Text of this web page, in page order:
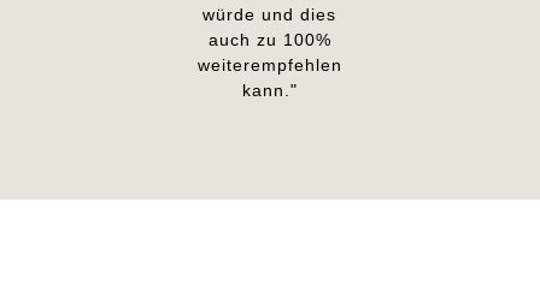
würde und dies
auch zu 100%
weiterempfehlen
kann."